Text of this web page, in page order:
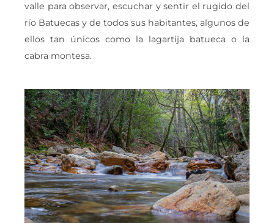
valle para observar, escuchar y sentir el rugido del
río Batuecas y de todos sus habitantes, algunos de
ellos tan únicos como la lagartija batueca o la
cabra montesa.